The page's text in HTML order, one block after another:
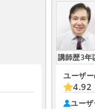
講師歴3年
ユーザ
4.92
ユー